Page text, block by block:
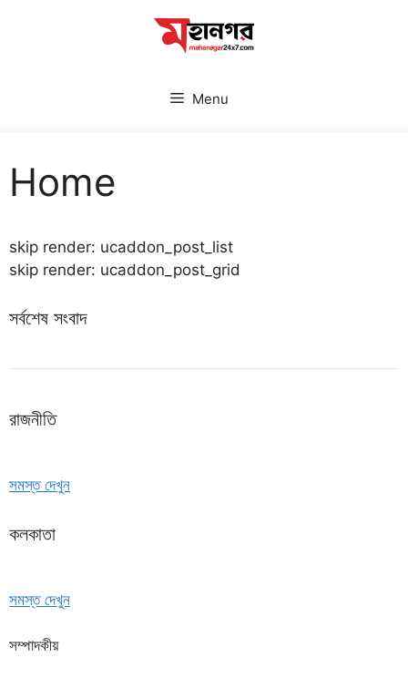
Menu
Home
skip render: ucaddon_post_list
skip render: ucaddon_post_grid
সর্বশেষ সংবাদ
রাজনীতি
সমস্ত দেখুন
কলকাতা
সমস্ত দেখুন
সম্পাদকীয়